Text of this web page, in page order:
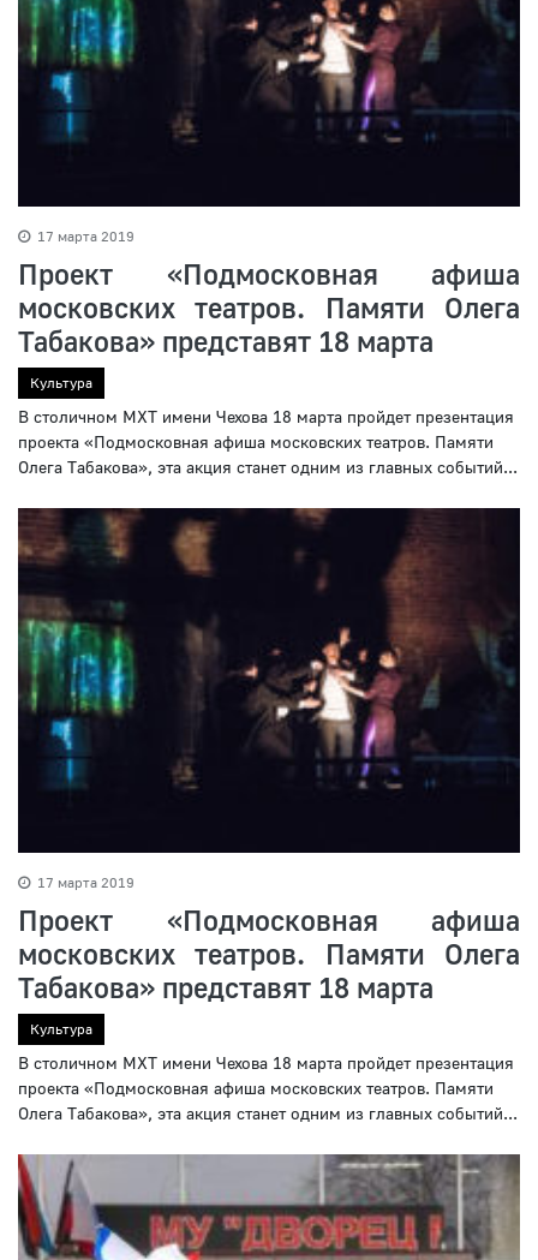
17 марта 2019
Проект «Подмосковная афиша
московских театров. Памяти Олега
Табакова» представят 18 марта
Культура
В столичном МХТ имени Чехова 18 марта пройдет презентация
проекта «Подмосковная афиша московских театров. Памяти
Олега Табакова», эта акция станет одним из главных событий...
17 марта 2019
Проект «Подмосковная афиша
московских театров. Памяти Олега
Табакова» представят 18 марта
Культура
В столичном МХТ имени Чехова 18 марта пройдет презентация
проекта «Подмосковная афиша московских театров. Памяти
Олега Табакова», эта акция станет одним из главных событий...